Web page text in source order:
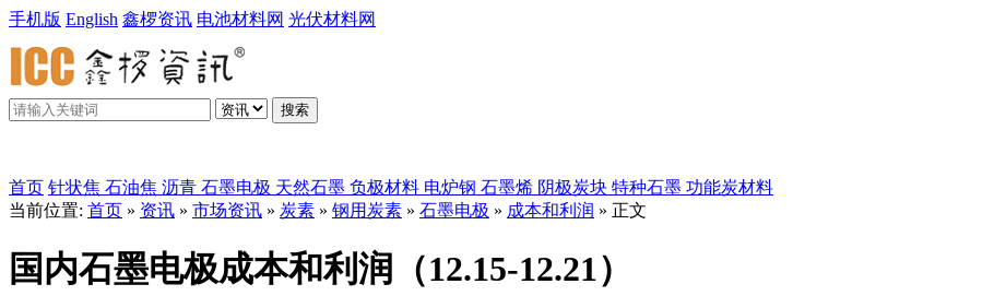
手机版 English 鑫椤资讯 电池材料网 光伏材料网
搜索
首页 针状焦 石油焦 沥青 石墨电极 天然石墨 负极材料 电炉钢 石墨烯 阴极炭块 特种石墨 功能炭材料
当前位置: 首页 » 资讯 » 市场资讯 » 炭素 » 钢用炭素 » 石墨电极 » 成本和利润 » 正文
国内石墨电极成本和利润（12.15-12.21）